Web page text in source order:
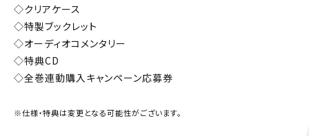
◇クリアケース
◇特製ブックレット
◇オーディオコメンタリー
◇特典CD
◇全巻連動購入キャンペーン応募券
※仕様・特典は変更となる可能性がございます。